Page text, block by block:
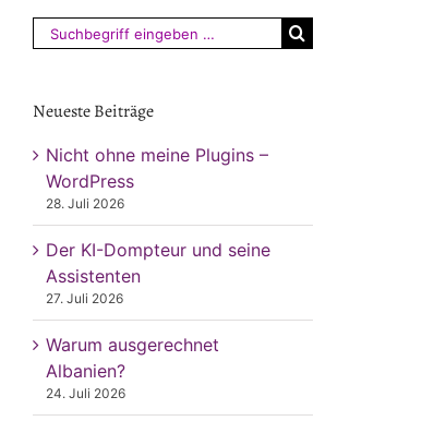
Suchen
nach:
Neueste Beiträge
Nicht ohne meine Plugins –
WordPress
28. Juli 2026
Der KI-Dompteur und seine
Assistenten
27. Juli 2026
Warum ausgerechnet
Albanien?
24. Juli 2026